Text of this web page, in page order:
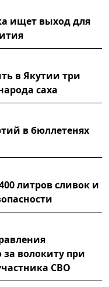
ищет выход для
в Якутии три
саха
в бюллетенях
литров сливок и
волокиту при
СВО